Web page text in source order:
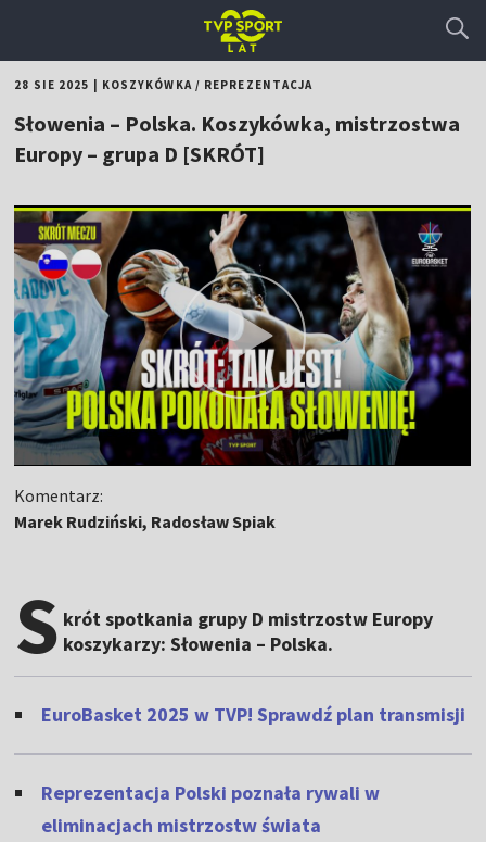
28 SIE 2025 KOSZYKÓWKA/ REPREZENTACJA
Słowenia – Polska. Koszykówka, mistrzostwa
Europy – grupa D [SKRÓT]
Komentarz:
Marek Rudziński, Radosław Spiak
S krót spotkania grupy D mistrzostw Europy
koszykarzy: Słowenia – Polska.
EuroBasket 2025 w TVP! Sprawdź plan transmisji
Reprezentacja Polski poznała rywali w
eliminacjach mistrzostw świata